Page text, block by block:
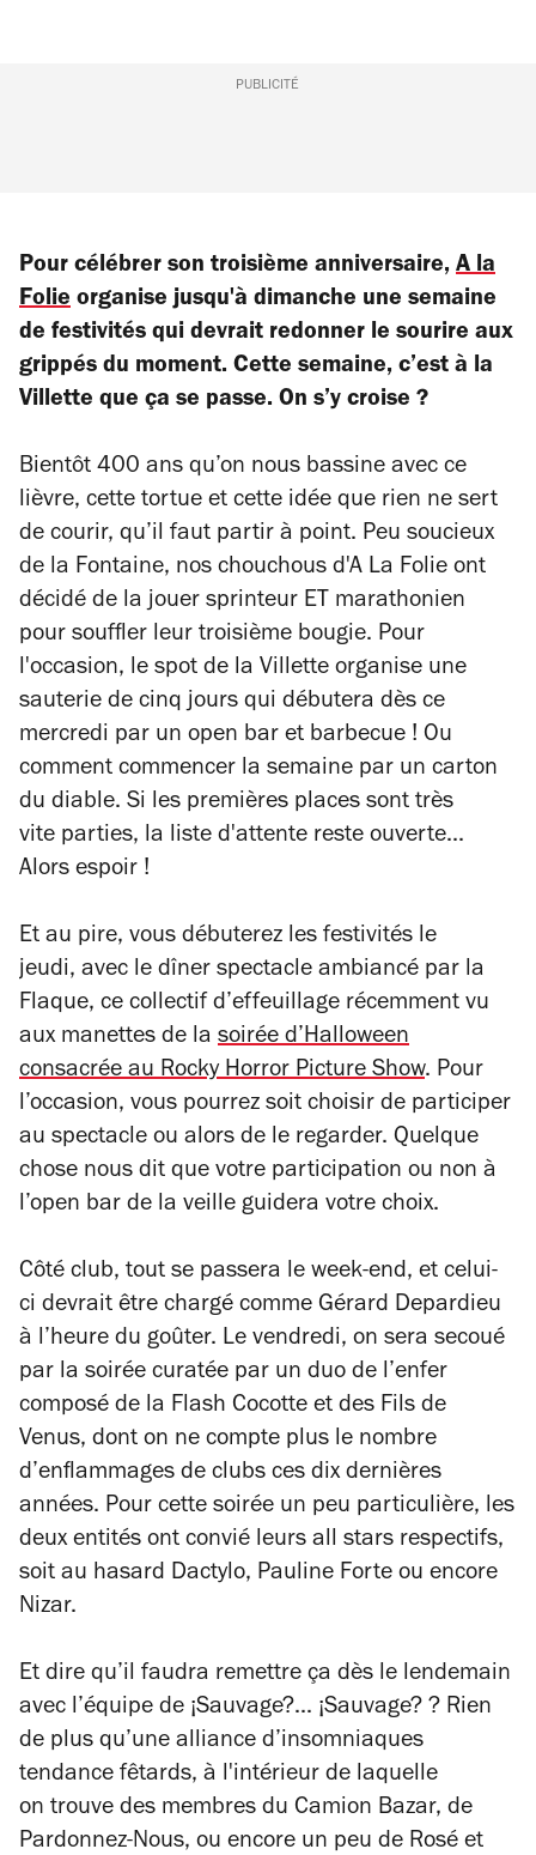
PUBLICITÉ
Pour célébrer son troisième anniversaire, A la
Folie organise jusqu'à dimanche une semaine
de festivités qui devrait redonner le sourire aux
grippés du moment. Cette semaine, c’est à la
Villette que ça se passe. On s’y croise ?
Bientôt 400 ans qu’on nous bassine avec ce
lièvre, cette tortue et cette idée que rien ne sert
de courir, qu’il faut partir à point. Peu soucieux
de la Fontaine, nos chouchous d'A La Folie ont
décidé de la jouer sprinteur ET marathonien
pour souffler leur troisième bougie. Pour
l'occasion, le spot de la Villette organise une
sauterie de cinq jours qui débutera dès ce
mercredi par un open bar et barbecue ! Ou
comment commencer la semaine par un carton
du diable. Si les premières places sont très
vite parties, la liste d'attente reste ouverte...
Alors espoir !
Et au pire, vous débuterez les festivités le
jeudi, avec le dîner spectacle ambiancé par la
Flaque, ce collectif d’effeuillage récemment vu
aux manettes de la soirée d’Halloween
consacrée au Rocky Horror Picture Show. Pour
l’occasion, vous pourrez soit choisir de participer
au spectacle ou alors de le regarder. Quelque
chose nous dit que votre participation ou non à
l’open bar de la veille guidera votre choix.
Côté club, tout se passera le week-end, et celui-
ci devrait être chargé comme Gérard Depardieu
à l’heure du goûter. Le vendredi, on sera secoué
par la soirée curatée par un duo de l’enfer
composé de la Flash Cocotte et des Fils de
Venus, dont on ne compte plus le nombre
d’enflammages de clubs ces dix dernières
années. Pour cette soirée un peu particulière, les
deux entités ont convié leurs all stars respectifs,
soit au hasard Dactylo, Pauline Forte ou encore
Nizar.
Et dire qu’il faudra remettre ça dès le lendemain
avec l’équipe de ¡Sauvage?... ¡Sauvage? ? Rien
de plus qu’une alliance d’insomniaques
tendance fêtards, à l'intérieur de laquelle
on trouve des membres du Camion Bazar, de
Pardonnez-Nous, ou encore un peu de Rosé et